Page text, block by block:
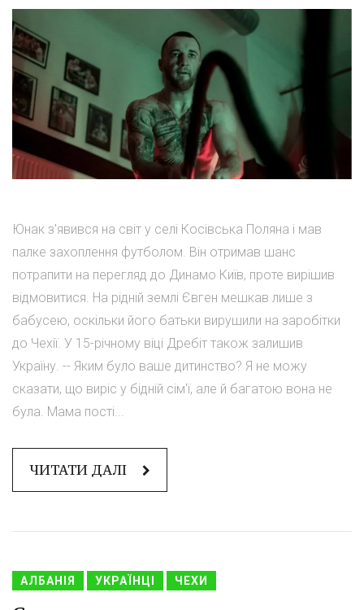
Юнак з'явився на світ у селі Косівська Поляна і мав
палке захоплення футболом. Він отримав шанс
потрапити на перегляд до Динамо Київ, проте вирішив
відмовитися. На рідній землі Євген мешкав лише з
бабусею, оскільки його батьки вирушили на заробітки
до Чехії. У 15-річному віці Дребіт також залишив
Україну. -- Яким було ваше дитинство? Я не можу
сказати, що виріс у бідній сім'ї, але й багатою вона не
була. Мама пості...
ЧИТАТИ ДАЛІ
АЛБАНІЯ УКРАЇНЦІ ЧЕХИ